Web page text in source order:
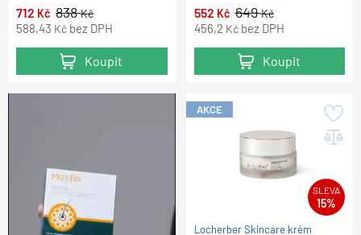
712 Kč 838Kč
588,43 Kč bez DPH
Koupit
552 Kč 649Kč
456,2 Kč bez DPH
Koupit
AKCE
SLEVA
15%
Locherber Skincare krém